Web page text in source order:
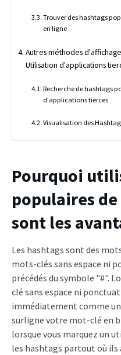
Trouver des hashtags
en ligne
Autres méthodes
Utilisation d'applications
Recherche de hashtags
d'applications tierces
Visualisation des
Pourquoi
populaires
sont les
Les hashtags sont des
mots-clés sans espace ni
précédés du symbole "#".
clé sans espace ni
immédiatement comme
surligne votre mot-clé en
lorsque vous marquez un
les hashtags partout où